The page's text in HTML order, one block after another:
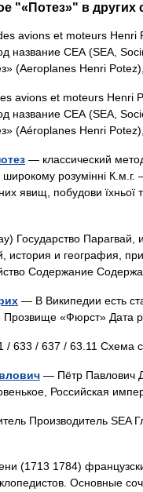
"«Потез»" в других
avions et moteurs Henri
название СЕА (SEA,
(Aeroplanes Henri
avions et moteurs Henri
название СЕА (SEA,
(Aéroplanes Henri
— классический
розумінні К.м.г. –
явищ, побудови
Государство Парагвай,
история и география,
Содержание
— В Википедии есть
Прозвище «Фюрст» Дата
/ 633 / 637 / 63.11 Схема
— Пётр Павлович
Российская
Производитель SEA
(1713 1784)
Основные